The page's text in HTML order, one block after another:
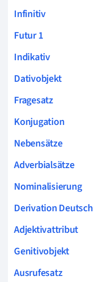
Infinitiv
Futur 1
Indikativ
Dativobjekt
Fragesatz
Konjugation
Nebensätze
Adverbialsätze
Nominalisierung
Derivation Deutsch
Adjektivattribut
Genitivobjekt
Ausrufesatz